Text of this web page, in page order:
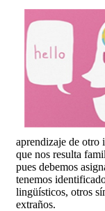
aprendizaje de otro
que nos resulta
pues debemos
tenemos
lingüísticos, otros
extraños.